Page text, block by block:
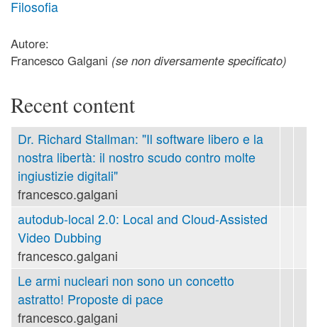
Filosofia
Autore:
Francesco Galgani (se non diversamente specificato)
Recent content
Dr. Richard Stallman: "Il software libero e la
nostra libertà: il nostro scudo contro molte
ingiustizie digitali"
francesco.galgani
autodub-local 2.0: Local and Cloud-Assisted
Video Dubbing
francesco.galgani
Le armi nucleari non sono un concetto
astratto! Proposte di pace
francesco.galgani